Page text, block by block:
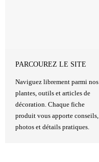
PARCOUREZ LE SITE
Naviguez librement parmi nos
plantes, outils et articles de
décoration. Chaque fiche
produit vous apporte conseils,
photos et détails pratiques.